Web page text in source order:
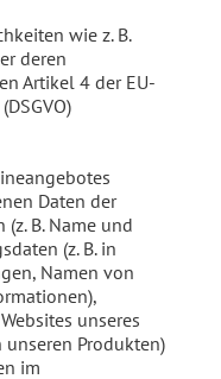
wie z. B.
deren
Artikel 4 der EU-
Daten der
B. Name und
(z. B. in
Namen von
unseres
Produkten)
im